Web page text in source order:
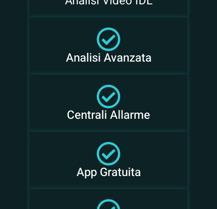
Analisi Avanzata
Centrali Allarme
App Gratuita